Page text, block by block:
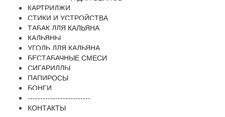
КАРТРИДЖИ
СТИКИ И УСТРОЙСТВА
ТАБАК ДЛЯ КАЛЬЯНА
КАЛЬЯНЫ
УГОЛЬ ДЛЯ КАЛЬЯНА
БЕСТАБАЧНЫЕ СМЕСИ
СИГАРИЛЛЫ
ПАПИРОСЫ
БОНГИ
-------------------------
КОНТАКТЫ